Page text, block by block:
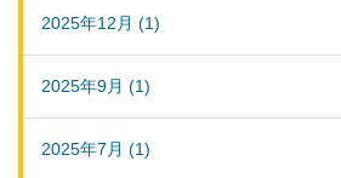
2025年12月 (1)
2025年9月 (1)
2025年7月 (1)